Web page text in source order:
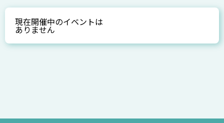
現在開催中のイベントは
ありません